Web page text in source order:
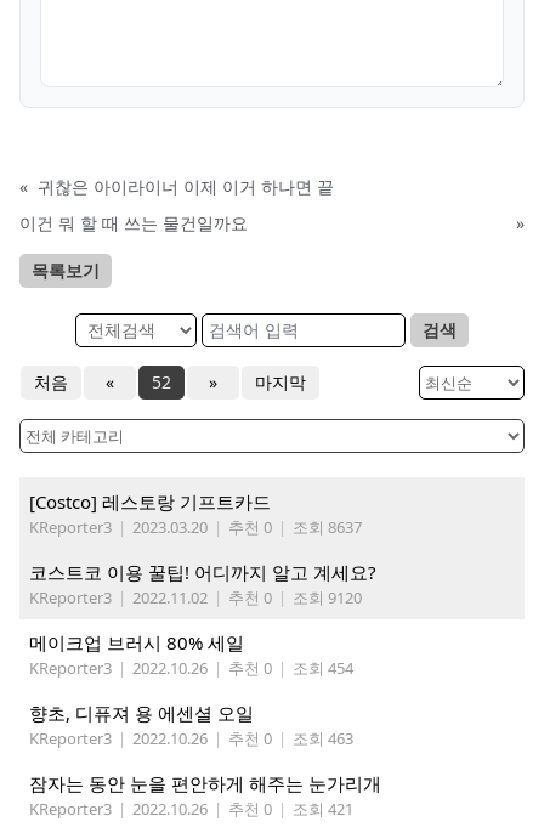
« 귀찮은 아이라이너 이제 이거 하나면 끝
이건 뭐 할 때 쓰는 물건일까요
»
목록보기
검색
처음 « 52 » 마지막
[Costco] 레스토랑 기프트카드
KReporter3 | 2023.03.20 | 추천 0 | 조회 8637
코스트코 이용 꿀팁! 어디까지 알고 계세요?
KReporter3 | 2022.11.02 | 추천 0 | 조회 9120
메이크업 브러시 80% 세일
KReporter3 | 2022.10.26 | 추천 0 | 조회 454
향초, 디퓨져 용 에센셜 오일
KReporter3 | 2022.10.26 | 추천 0 | 조회 463
잠자는 동안 눈을 편안하게 해주는 눈가리개
KReporter3 | 2022.10.26 | 추천 0 | 조회 421